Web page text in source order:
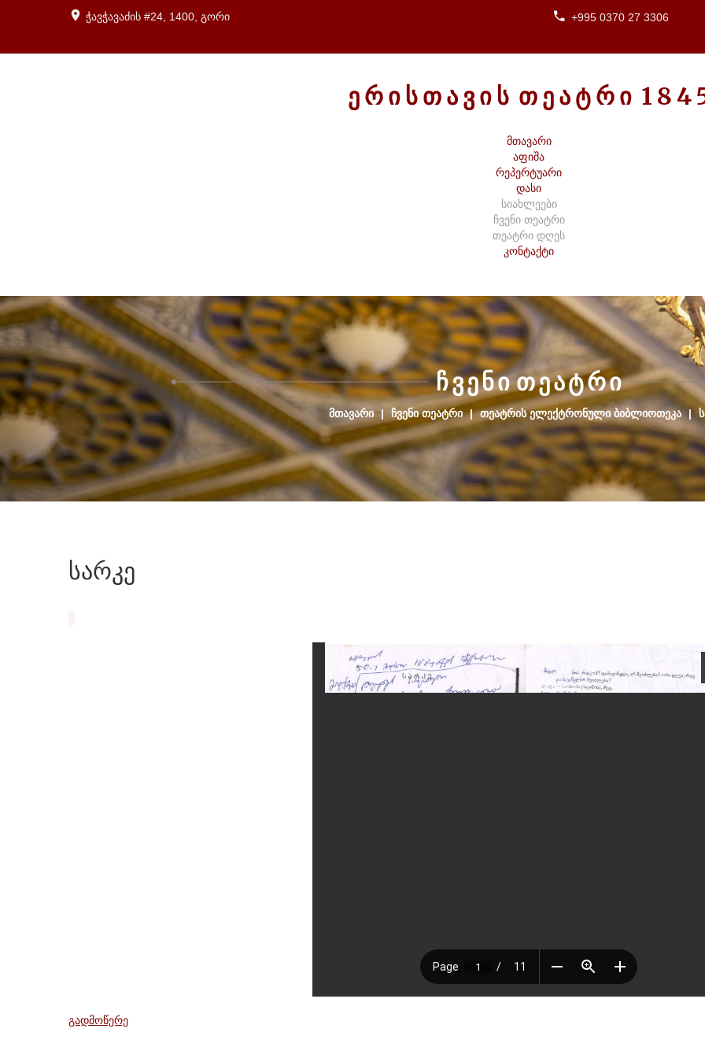
ჭავჭავაძის #24, 1400, გორი +995 0370 27 3306
ᲔᲠᲘᲡᲗᲐᲕᲘᲡ ᲗᲔᲐᲢᲠᲘ 1 84
მთავარი
აფიშა
რეპერტუარი
დასი
სიახლეები
ჩვენი თეატრი
თეატრი დღეს
კონტაქტი
ᲩᲕᲔᲜᲘ ᲗᲔᲐᲢᲠᲘ
ᲛᲗᲐᲕᲐᲠᲘ | ᲩᲕᲔᲜᲘ ᲗᲔᲐᲢᲠᲘ | ᲗᲔᲐᲢᲠᲘᲡ ᲔᲚᲔᲥᲢᲠᲝᲜᲣᲚᲘ ᲑᲘᲑᲚᲘᲝᲗᲔᲙᲐ |
სარკე
გადმოწერე